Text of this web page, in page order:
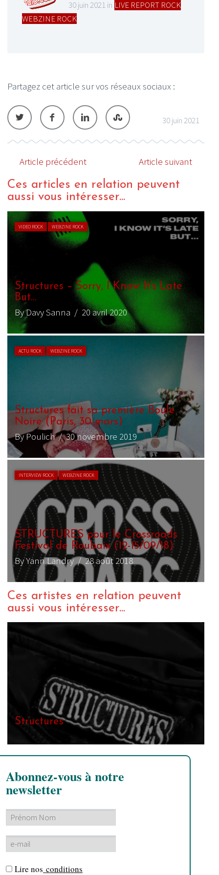
30 juin 2021 in LIVE REPORT ROCK
WEBZINE ROCK
Partagez cet article sur vos réseaux sociaux :
30 juin 2021
Article précédent Article suivant
Ces articles en relation peuvent
aussi vous intéresser...
VIDEO ROCK WEBZINE ROCK
Structures – Sorry, I Know It’s Late
But…
By Davy Sanna / 20 avril 2020
ACTU ROCK WEBZINE ROCK
Structures fait sa première Boule
Noire (Paris, 30 mars)
By Poulich/ 30 novembre 2019
INTERVIEW ROCK WEBZINE ROCK
STRUCTURES pour le Crossroads
Festival de Roubaix (12-15/09/18)
By Yann Landry/ 28 août 2018
Ces artistes en relation peuvent
aussi vous intéresser...
Structures
Abonnez-vous à notre
newsletter
Lire nos conditions